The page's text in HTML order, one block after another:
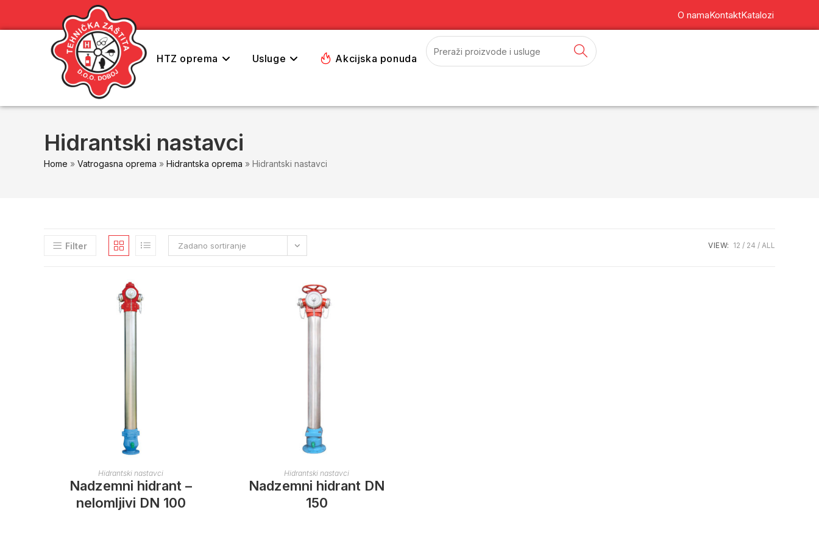
O namaKontaktKatalozi
HTZ oprema Usluge Akcijska ponuda
Hidrantski nastavci
Home » Vatrogasna oprema » Hidrantska oprema » Hidrantski nastavci
Filter Zadano sortiranje VIEW: 12 24 ALL
Hidrantski nastavci
Nadzemni hidrant –
nelomljivi DN 100
Hidrantski nastavci
Nadzemni hidrant DN
150